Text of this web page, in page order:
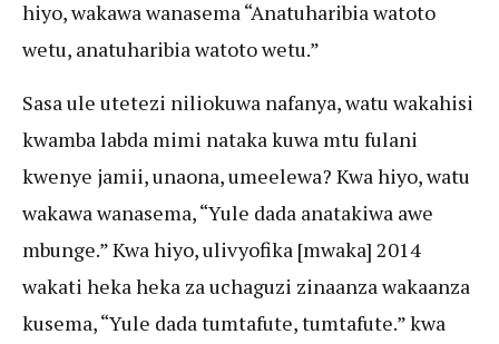
hiyo, wakawa wanasema “Anatuharibia watoto
wetu, anatuharibia watoto wetu.”
Sasa ule utetezi niliokuwa nafanya, watu wakahisi
kwamba labda mimi nataka kuwa mtu fulani
kwenye jamii, unaona, umeelewa? Kwa hiyo, watu
wakawa wanasema, “Yule dada anatakiwa awe
mbunge.” Kwa hiyo, ulivyofika [mwaka] 2014
wakati heka heka za uchaguzi zinaanza wakaanza
kusema, “Yule dada tumtafute, tumtafute.” kwa